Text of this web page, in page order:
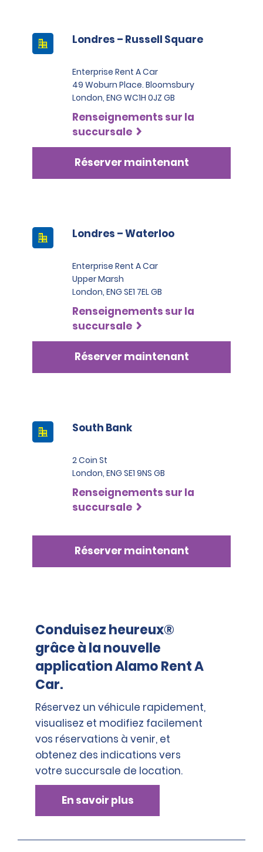
Londres – Russell Square
Enterprise Rent A Car
49 Woburn Place. Bloomsbury
London, ENG WC1H 0JZ GB
Renseignements sur la
succursale
Réserver maintenant
Londres – Waterloo
Enterprise Rent A Car
Upper Marsh
London, ENG SE1 7EL GB
Renseignements sur la
succursale
Réserver maintenant
South Bank
2 Coin St
London, ENG SE1 9NS GB
Renseignements sur la
succursale
Réserver maintenant
Conduisez heureux®
grâce à la nouvelle
application Alamo Rent A
Car.
Réservez un véhicule rapidement,
visualisez et modifiez facilement
vos réservations à venir, et
obtenez des indications vers
votre succursale de location.
En savoir plus